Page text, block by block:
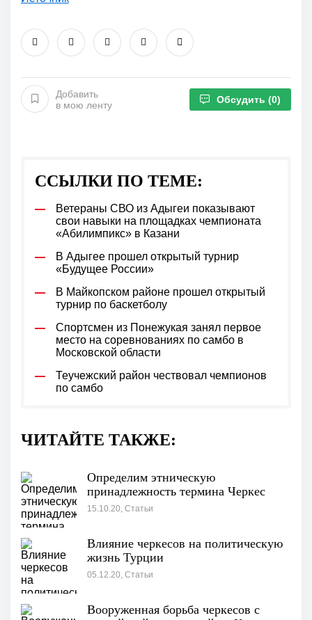
Добавить
в мою ленту
Обсудить (0)
ССЫЛКИ ПО ТЕМЕ:
Ветераны СВО из Адыгеи показывают
свои навыки на площадках чемпионата
«Абилимпикс» в Казани
В Адыгее прошел открытый турнир
«Будущее России»
В Майкопском районе прошел открытый
турнир по баскетболу
Спортсмен из Понежукая занял первое
место на соревнованиях по самбо в
Московской области
Теучежский район чествовал чемпионов
по самбо
ЧИТАЙТЕ ТАКЖЕ:
Определим этническую
принадлежность термина Черкес
15.10.20, Статьи
Влияние черкесов на политическую
жизнь Турции
05.12.20, Статьи
Вооруженная борьба черкесов с